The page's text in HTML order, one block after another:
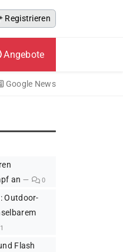
Registrieren
Angebote
Google News
an
0
Outdoor-
1
Flash